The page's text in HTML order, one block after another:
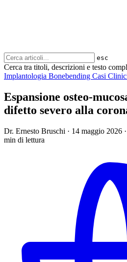
esc
Cerca tra titoli, descrizioni e testo
Implantologia Bonebending Casi
Espansione osteo-
difetto severo alla
Dr. Ernesto Bruschi · 14 maggio 2026 ·
min di lettura